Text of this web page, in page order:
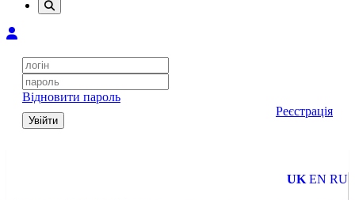
Відновити пароль
Увійти
Реєстрація
UK EN RU